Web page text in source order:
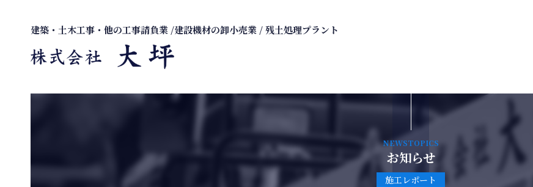
建築・土木工事・他の工事請負業 /建設機材の卸小売業 / 残土処理プラント
NEWSTOPICS
お知らせ
施工レポート